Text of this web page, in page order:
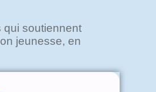
qui soutiennent
jeunesse, en